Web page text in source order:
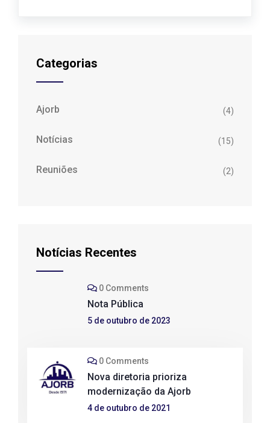
Categorias
Ajorb (4)
Notícias (15)
Reuniões (2)
Notícias Recentes
0 Comments
Nota Pública
5 de outubro de 2023
0 Comments
Nova diretoria prioriza
modernização da Ajorb
4 de outubro de 2021